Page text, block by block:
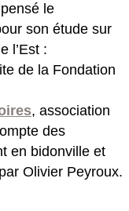
le
son étude sur
l’Est :
de la Fondation
, association
des
en bidonville et
Olivier Peyroux.